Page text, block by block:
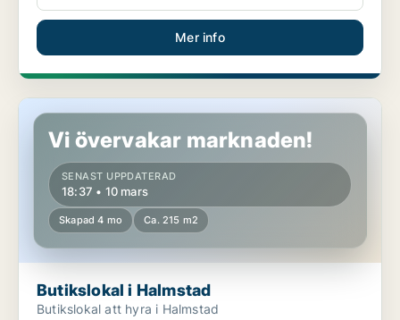
Mer info
Butikslokal i Halmstad
Vi övervakar marknaden!
SENAST UPPDATERAD
18:37 • 10 mars
Skapad 4 mo Ca. 215 m2
Butikslokal i Halmstad
Butikslokal att hyra i Halmstad